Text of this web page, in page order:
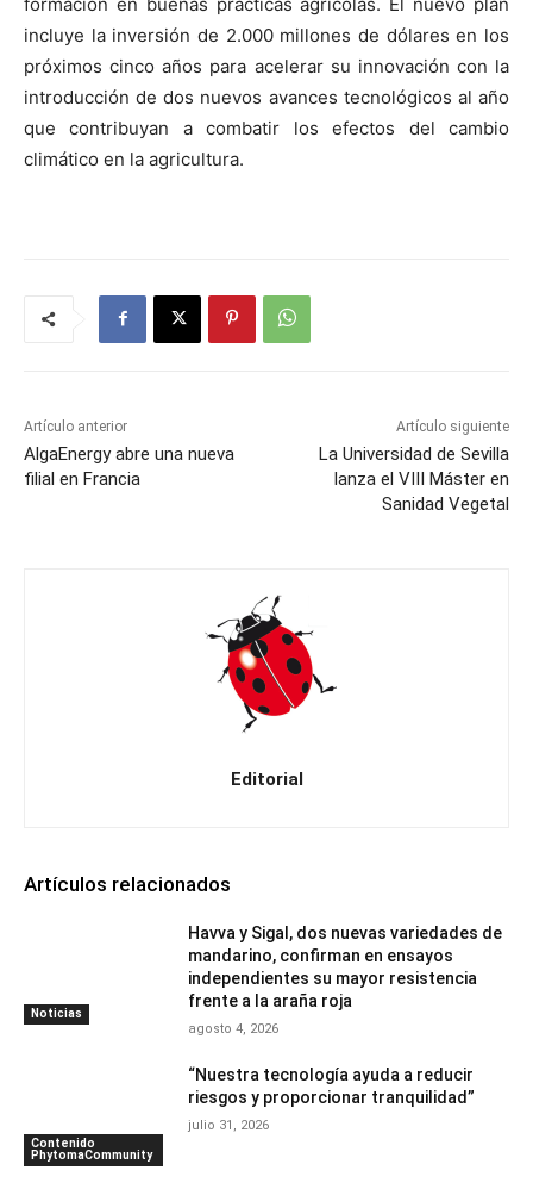
incluye la inversión de 2.000 millones de dólares en los
próximos cinco años para acelerar su innovación con la
introducción de dos nuevos avances tecnológicos al año
que contribuyan a combatir los efectos del cambio
climático en la agricultura.
Artículo anterior
AlgaEnergy abre una nueva
filial en Francia
Artículo siguiente
La Universidad de Sevilla
lanza el VIII Máster en
Sanidad Vegetal
Editorial
Artículos relacionados
Noticias
Havva y Sigal, dos nuevas variedades de
mandarino, confirman en ensayos
independientes su mayor resistencia
frente a la araña roja
agosto 4, 2026
Contenido
PhytomaCommunity
“Nuestra tecnología ayuda a reducir
riesgos y proporcionar tranquilidad”
julio 31, 2026